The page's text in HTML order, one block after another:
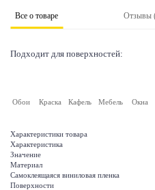
Все о товаре Отзывы
Подходит для поверхностей:
Обои Краска Кафель Мебель Окна
Характеристики товара
Характеристика
Значение
Материал
Самоклеящаяся виниловая пленка
Поверхности